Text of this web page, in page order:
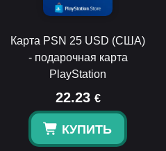
Карта PSN 25 USD (США)
- подарочная карта
PlayStation
22.23 €
КУПИТЬ